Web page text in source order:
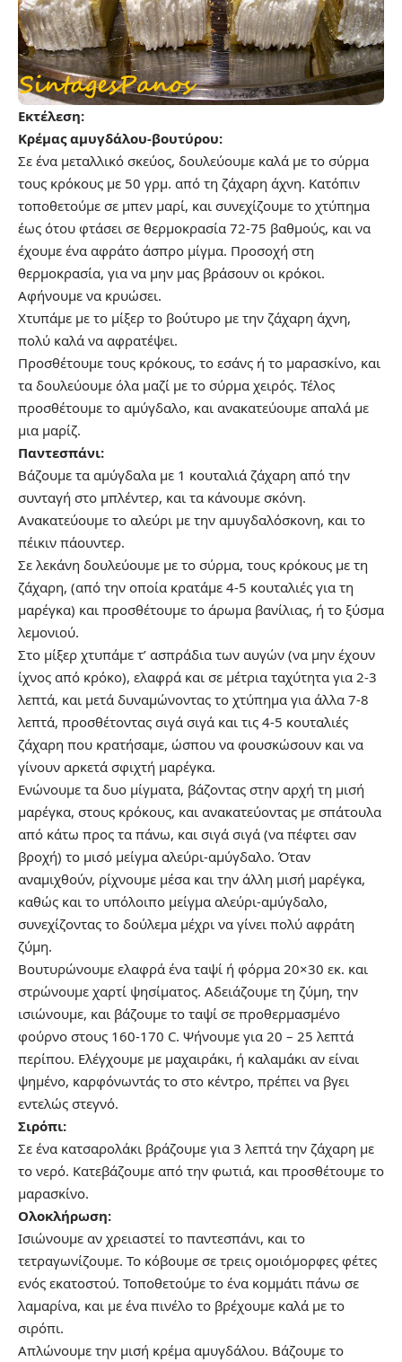
Εκτέλεση:
Κρέμας αμυγδάλου-βουτύρου:
Σε ένα μεταλλικό σκεύος, δουλεύουμε καλά με το σύρμα
τους κρόκους με 50 γρμ. από τη ζάχαρη άχνη. Κατόπιν
τοποθετούμε σε μπεν μαρί, και συνεχίζουμε το χτύπημα
έως ότου φτάσει σε θερμοκρασία 72-75 βαθμούς, και να
έχουμε ένα αφράτο άσπρο μίγμα. Προσοχή στη
θερμοκρασία, για να μην μας βράσουν οι κρόκοι.
Αφήνουμε να κρυώσει.
Χτυπάμε με το μίξερ το βούτυρο με την ζάχαρη άχνη,
πολύ καλά να αφρατέψει.
Προσθέτουμε τους κρόκους, το εσάνς ή το μαρασκίνο, και
τα δουλεύουμε όλα μαζί με το σύρμα χειρός. Τέλος
προσθέτουμε το αμύγδαλο, και ανακατεύουμε απαλά με
μια μαρίζ.
Παντεσπάνι:
Βάζουμε τα αμύγδαλα με 1 κουταλιά ζάχαρη από την
συνταγή στο μπλέντερ, και τα κάνουμε σκόνη.
Ανακατεύουμε το αλεύρι με την αμυγδαλόσκονη, και το
πέικιν πάουντερ.
Σε λεκάνη δουλεύουμε με το σύρμα, τους κρόκους με τη
ζάχαρη, (από την οποία κρατάμε 4-5 κουταλιές για τη
μαρέγκα) και προσθέτουμε το άρωμα βανίλιας, ή το ξύσμα
λεμονιού.
Στο μίξερ χτυπάμε τ’ ασπράδια των αυγών (να μην έχουν
ίχνος από κρόκο), ελαφρά και σε μέτρια ταχύτητα για 2-3
λεπτά, και μετά δυναμώνοντας το χτύπημα για άλλα 7-8
λεπτά, προσθέτοντας σιγά σιγά και τις 4-5 κουταλιές
ζάχαρη που κρατήσαμε, ώσπου να φουσκώσουν και να
γίνουν αρκετά σφιχτή μαρέγκα.
Ενώνουμε τα δυο μίγματα, βάζοντας στην αρχή τη μισή
μαρέγκα, στους κρόκους, και ανακατεύοντας με σπάτουλα
από κάτω προς τα πάνω, και σιγά σιγά (να πέφτει σαν
βροχή) το μισό μείγμα αλεύρι-αμύγδαλο. Όταν
αναμιχθούν, ρίχνουμε μέσα και την άλλη μισή μαρέγκα,
καθώς και το υπόλοιπο μείγμα αλεύρι-αμύγδαλο,
συνεχίζοντας το δούλεμα μέχρι να γίνει πολύ αφράτη
ζύμη.
Βουτυρώνουμε ελαφρά ένα ταψί ή φόρμα 20×30 εκ. και
στρώνουμε χαρτί ψησίματος. Αδειάζουμε τη ζύμη, την
ισιώνουμε, και βάζουμε το ταψί σε προθερμασμένο
φούρνο στους 160-170 C. Ψήνουμε για 20 – 25 λεπτά
περίπου. Ελέγχουμε με μαχαιράκι, ή καλαμάκι αν είναι
ψημένο, καρφόνωντάς το στο κέντρο, πρέπει να βγει
εντελώς στεγνό.
Σιρόπι:
Σε ένα κατσαρολάκι βράζουμε για 3 λεπτά την ζάχαρη με
το νερό. Κατεβάζουμε από την φωτιά, και προσθέτουμε το
μαρασκίνο.
Ολοκλήρωση:
Ισιώνουμε αν χρειαστεί το παντεσπάνι, και το
τετραγωνίζουμε. Το κόβουμε σε τρεις ομοιόμορφες φέτες
ενός εκατοστού. Τοποθετούμε το ένα κομμάτι πάνω σε
λαμαρίνα, και με ένα πινέλο το βρέχουμε καλά με το
σιρόπι.
Απλώνουμε την μισή κρέμα αμυγδάλου. Βάζουμε το